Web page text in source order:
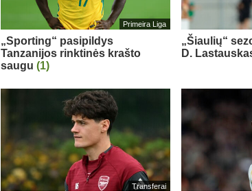
Primeira Liga
„Sporting“ pasipildys
Tanzanijos rinktinės krašto
saugu(1)
„Šiaulių“
D.
Transferai